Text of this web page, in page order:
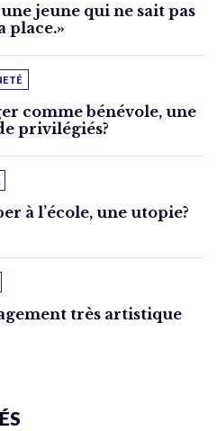
une jeune qui ne sait pas
place.»
comme bénévole, une
privilégiés?
à l’école, une utopie?
très artistique